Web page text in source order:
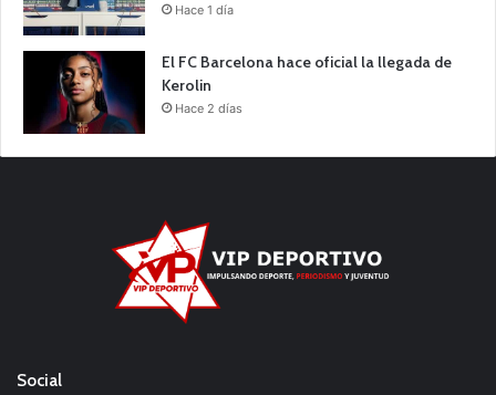
Hace 1 día
El FC Barcelona hace oficial la llegada de
Kerolin
Hace 2 días
Social